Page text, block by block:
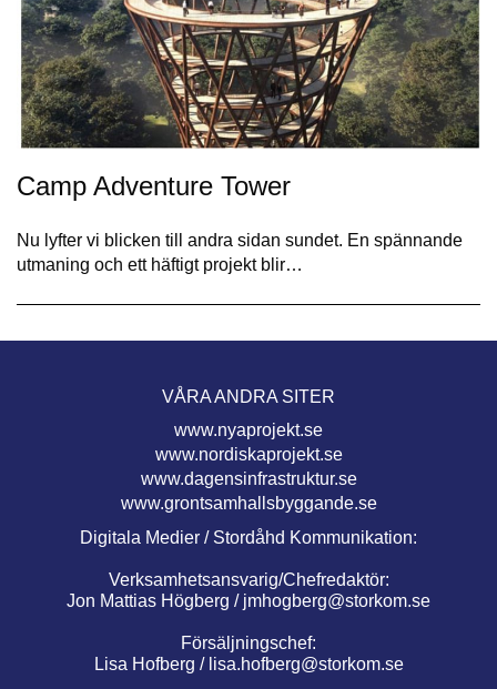
Camp Adventure Tower
Nu lyfter vi blicken till andra sidan sundet. En spännande
utmaning och ett häftigt projekt blir…
VÅRA ANDRA SITER
www.nyaprojekt.se
www.nordiskaprojekt.se
www.dagensinfrastruktur.se
www.grontsamhallsbyggande.se
Digitala Medier / Stordåhd Kommunikation:
Verksamhetsansvarig/Chefredaktör:
Jon Mattias Högberg / jmhogberg@storkom.se
Försäljningschef:
Lisa Hofberg / lisa.hofberg@storkom.se